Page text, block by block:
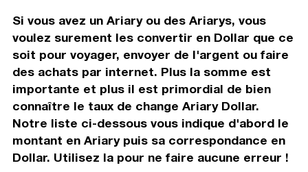
Si vous avez un Ariary ou des Ariarys, vous
voulez surement les convertir en Dollar que ce
soit pour voyager, envoyer de l'argent ou faire
des achats par internet. Plus la somme est
importante et plus il est primordial de bien
connaître le taux de change Ariary Dollar.
Notre liste ci-dessous vous indique d'abord le
montant en Ariary puis sa correspondance en
Dollar. Utilisez la pour ne faire aucune erreur !